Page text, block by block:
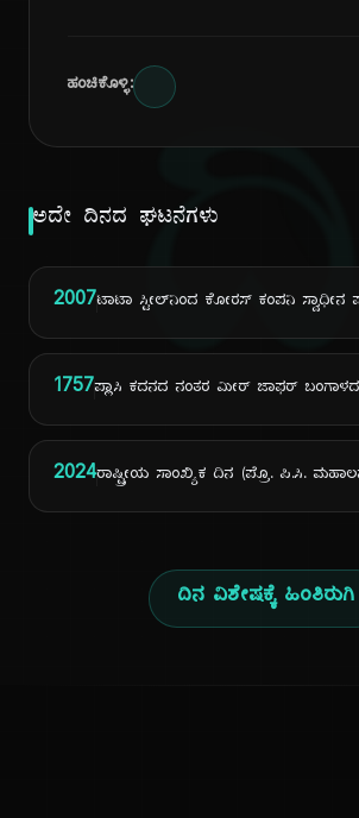
ಹಂಚಿಕೊಳ್ಳಿ:
ಅದೇ ದಿನದ ಘಟನೆಗಳು
2007ಟಾಟಾ ಸ್ಟೀಲ್‌ನಿಂದ ಕೋರಸ್ ಕಂಪನಿ ಸ್ವಾಧೀನ
1757ಪ್ಲಾಸಿ ಕದನದ ನಂತರ ಮೀರ್ ಜಾಫರ್
2024ರಾಷ್ಟ್ರೀಯ ಸಾಂಖ್ಯಿಕ ದಿನ (ಪ್ರೊ. ಪಿ.ಸಿ.
ದಿನ ವಿಶೇಷಕ್ಕೆ ಹಿಂತಿರುಗಿ